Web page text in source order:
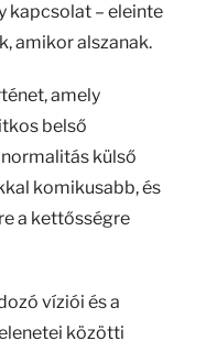
kapcsolat – eleinte
amikor alszanak.
amely
belső
külső
komikusabb, és
a kettősségre
víziói és a
közötti